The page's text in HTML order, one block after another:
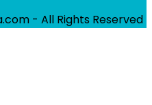
- All Rights Reserved